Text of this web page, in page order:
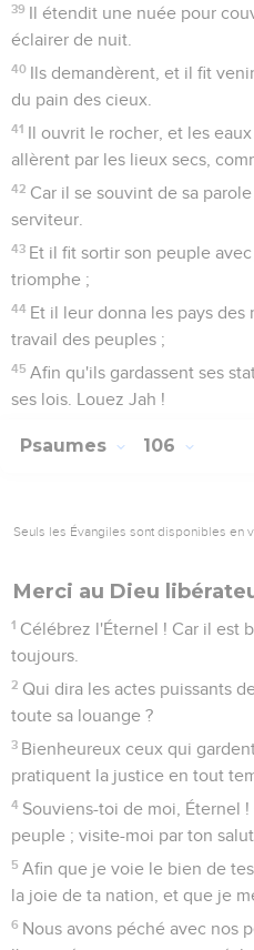
39 Il étendit une nuée pour
éclairer de nuit.
40 Ils demandèrent, et il fit
du pain des cieux.
41 Il ouvrit le rocher, et les
allèrent par les lieux secs,
42 Car il se souvint de sa
serviteur.
43 Et il fit sortir son peuple
triomphe ;
44 Et il leur donna les pays
travail des peuples ;
45 Afin qu'ils gardassent ses
ses lois. Louez Jah !
Psaumes 106
Seuls les Évangiles sont disponibles en
Merci au Dieu
1 Célébrez l'Éternel ! Car il est
toujours.
2 Qui dira les actes puissants
toute sa louange ?
3 Bienheureux ceux qui
pratiquent la justice en tout
4 Souviens-toi de moi, Éternel
peuple ; visite-moi par ton salut.
5 Afin que je voie le bien de
la joie de ta nation, et que je
6 Nous avons péché avec nos